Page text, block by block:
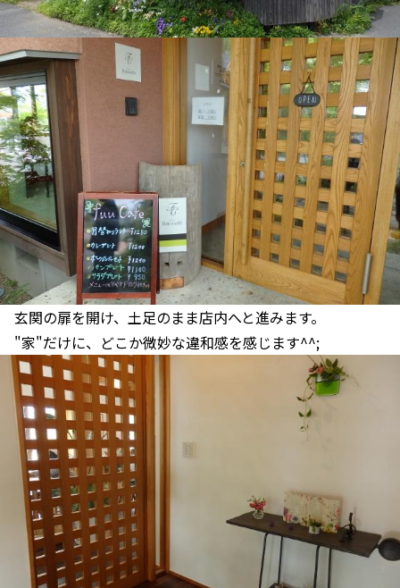
玄関の扉を開け、土足のまま店内へと進みます。
"家"だけに、どこか微妙な違和感を感じます^^;